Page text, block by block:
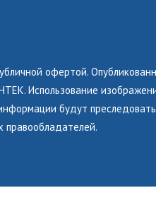
офертой.
Использование
будут
правообладателей.